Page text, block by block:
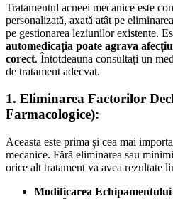
Tratamentul acneei mecanice este
personalizată, axată atât pe
pe gestionarea leziunilor existente.
automedicația poate agrava
corect. Întotdeauna consultați un
de tratament adecvat.
1. Eliminarea Factorilor
Farmacologice):
Aceasta este prima și cea mai
mecanice. Fără eliminarea sau
orice alt tratament va avea rezultate
Modificarea